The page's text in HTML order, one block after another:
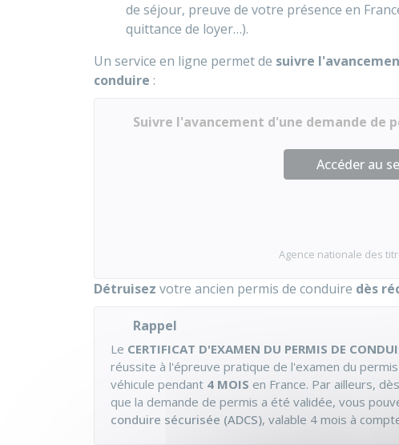
de séjour, preuve de votre présence en
quittance de loyer…).
Un service en ligne permet de suivre
conduire :
Suivre l'avancement d'une demande de
Accéder au
Agence nationale des
Détruisez votre ancien permis de conduire dès
Rappel
Le CERTIFICAT D'EXAMEN DU PERMIS DE
réussite à l'épreuve pratique de l'examen du
véhicule pendant 4 MOIS en France. Par ailleurs,
que la demande de permis a été validée, vous
conduire sécurisée (ADCS), valable 4 mois à